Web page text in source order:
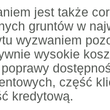
jest także
gruntów w
wyzwaniem
wysokie
część
kredytową.